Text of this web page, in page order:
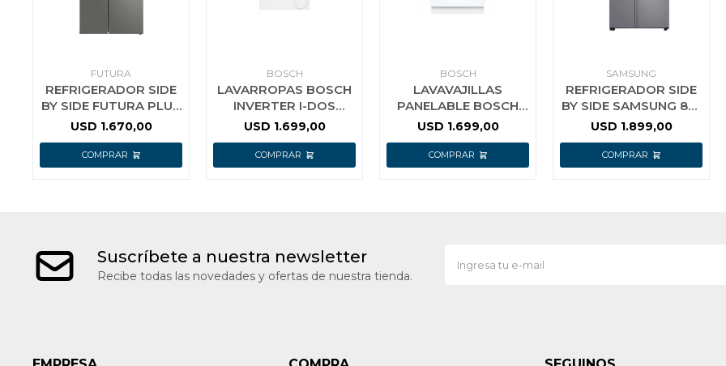
FUTURA
REFRIGERADOR SIDE
BY SIDE FUTURA PLUS
FUT-510SBS 489 LTS
USD 1.670,00
BOSCH
LAVARROPAS BOSCH
INVERTER I-DOS
WGG244F1ES 9 KG
USD 1.699,00
BOSCH
LAVAVAJILLAS
PANELABLE BOSCH
SMV4ECX28E 14
USD 1.699,00
SAMSUNG
REFRIGERADOR SIDE
BY SIDE SAMSUNG 801
LTS.
USD 1.899,00
Suscríbete a nuestra newsletter
Recibe todas las novedades y ofertas de nuestra tienda.